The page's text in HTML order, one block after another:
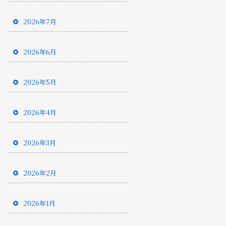
2026年7月
2026年6月
2026年5月
2026年4月
2026年3月
2026年2月
2026年1月